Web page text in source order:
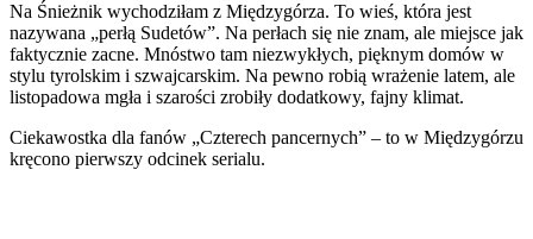
Na Śnieżnik wychodziłam z Międzygórza. To wieś, która jest
nazywana „perłą Sudetów”. Na perłach się nie znam, ale miejsce jak
faktycznie zacne. Mnóstwo tam niezwykłych, pięknym domów w
stylu tyrolskim i szwajcarskim. Na pewno robią wrażenie latem, ale
listopadowa mgła i szarości zrobiły dodatkowy, fajny klimat.
Ciekawostka dla fanów „Czterech pancernych” – to w Międzygórzu
kręcono pierwszy odcinek serialu.